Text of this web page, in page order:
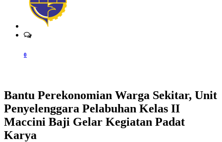
0
Bantu Perekonomian Warga Sekitar, Unit
Penyelenggara Pelabuhan Kelas II
Maccini Baji Gelar Kegiatan Padat
Karya